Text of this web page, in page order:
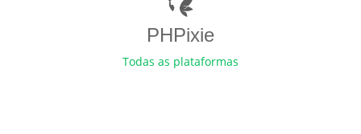
PHPixie
Todas as plataformas